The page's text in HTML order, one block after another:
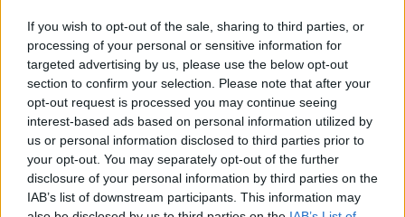
If you wish to opt-out of the sale, sharing to third parties, or
processing of your personal or sensitive information for
targeted advertising by us, please use the below opt-out
section to confirm your selection. Please note that after your
opt-out request is processed you may continue seeing
interest-based ads based on personal information utilized by
us or personal information disclosed to third parties prior to
your opt-out. You may separately opt-out of the further
disclosure of your personal information by third parties on the
IAB’s list of downstream participants. This information may
Klaipėda
Kelininkai gali
patriukšmauti naktį:
remontuojama svarbi
eismo arterija (3)
Klaipėda
Patiltė keliaujantiems į
keltą bus atidaryta rudenį
(2)